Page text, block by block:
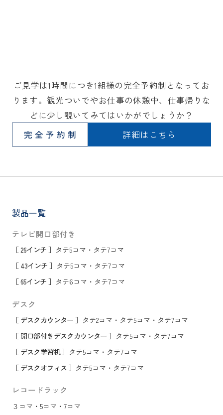
ご見学は1時間につき1組様の完全予約制となってお
ります。観光ついでやお仕事の休憩中、仕事帰りな
どに少し覗いてみてはいかがでしょうか？
完全予約制
詳細はこちら
製品一覧
テレビ開口部付き
［ 26インチ ］ タテ5コマ ・ タテ7コマ
［ 43インチ ］ タテ5コマ ・ タテ7コマ
［ 65インチ ］ タテ6コマ ・ タテ7コマ
デスク
［ デスクカウンター ］ タテ2コマ ・ タテ5コマ ・ タテ7コマ
［ 開口部付きデスクカウンター ］ タテ5コマ ・ タテ7コマ
［ デスク学習机 ］ タテ5コマ ・ タテ7コマ
［ デスクオフィス ］ タテ5コマ ・ タテ7コマ
レコードラック
３コマ ・ 5コマ ・ 7コマ